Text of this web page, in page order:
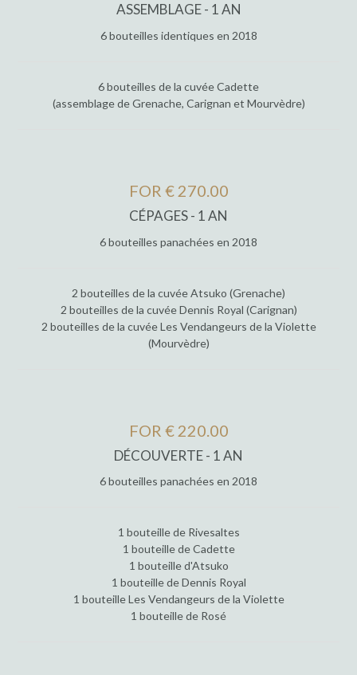
ASSEMBLAGE - 1 AN
6 bouteilles identiques en 2018
6 bouteilles de la cuvée Cadette
(assemblage de Grenache, Carignan et Mourvèdre)
FOR € 270.00
CÉPAGES - 1 AN
6 bouteilles panachées en 2018
2 bouteilles de la cuvée Atsuko (Grenache)
2 bouteilles de la cuvée Dennis Royal (Carignan)
2 bouteilles de la cuvée Les Vendangeurs de la Violette
(Mourvèdre)
FOR € 220.00
DÉCOUVERTE - 1 AN
6 bouteilles panachées en 2018
1 bouteille de Rivesaltes
1 bouteille de Cadette
1 bouteille d'Atsuko
1 bouteille de Dennis Royal
1 bouteille Les Vendangeurs de la Violette
1 bouteille de Rosé